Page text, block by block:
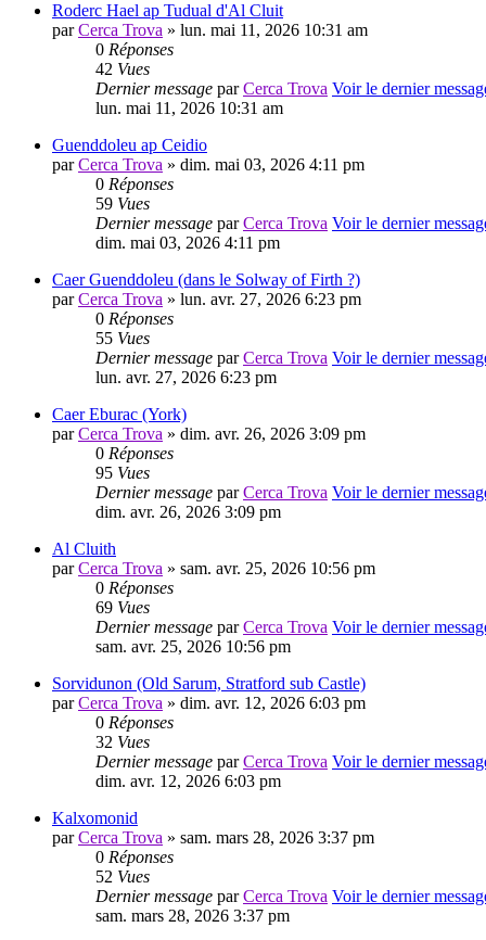
Roderc Hael ap Tudual d'Al Cluit
parCerca Trova » lun. mai 11, 2026 10:31 am
0 Réponses
42 Vues
Dernier message parCerca Trova Voir le dernier
lun. mai 11, 2026 10:31 am
Guenddoleu ap Ceidio
parCerca Trova » dim. mai 03, 2026 4:11 pm
0 Réponses
59 Vues
Dernier message parCerca Trova Voir le dernier
dim. mai 03, 2026 4:11 pm
Caer Guenddoleu (dans le Solway of Firth ?)
parCerca Trova » lun. avr. 27, 2026 6:23 pm
0 Réponses
55 Vues
Dernier message parCerca Trova Voir le dernier
lun. avr. 27, 2026 6:23 pm
Caer Eburac (York)
parCerca Trova » dim. avr. 26, 2026 3:09 pm
0 Réponses
95 Vues
Dernier message parCerca Trova Voir le dernier
dim. avr. 26, 2026 3:09 pm
Al Cluith
parCerca Trova » sam. avr. 25, 2026 10:56 pm
0 Réponses
69 Vues
Dernier message parCerca Trova Voir le dernier
sam. avr. 25, 2026 10:56 pm
Sorvidunon (Old Sarum, Stratford sub Castle)
parCerca Trova » dim. avr. 12, 2026 6:03 pm
0 Réponses
32 Vues
Dernier message parCerca Trova Voir le dernier
dim. avr. 12, 2026 6:03 pm
Kalxomonid
parCerca Trova » sam. mars 28, 2026 3:37 pm
0 Réponses
52 Vues
Dernier message parCerca Trova Voir le dernier
sam. mars 28, 2026 3:37 pm